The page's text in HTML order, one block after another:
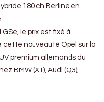
180 ch Berline en
le prix est fixé à
cette nouveauté Opel sur la
premium allemands du
BMW (X1), Audi (Q3),